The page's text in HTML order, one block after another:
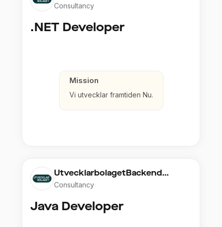
StockholmAB
Consultancy
.NET Developer
Mission
Vi utvecklar framtiden Nu.
UtvecklarbolagetBackend
StockholmAB
Consultancy
Java Developer